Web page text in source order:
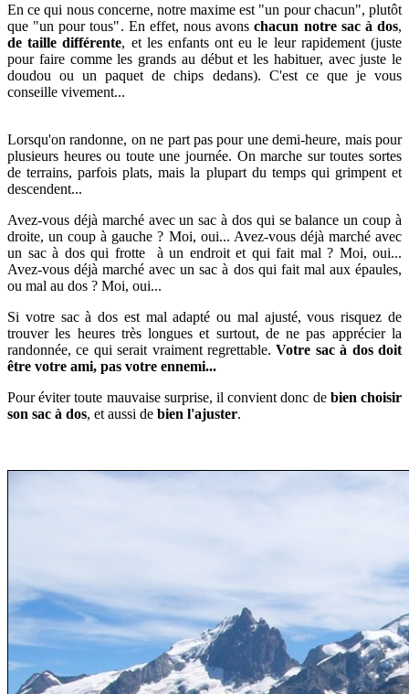
En ce qui nous concerne, notre maxime est "un pour chacun", plutôt
que "un pour tous". En effet, nous avonschacun notre sac à dos,
de taille différente, et les enfants ont eu le leur rapidement (juste
pour faire comme les grands au début et les habituer, avec juste le
doudou ou un paquet de chips dedans). C'est ce que je vous
conseille vivement...
Lorsqu'on randonne, on ne part pas pour unedemi-heure, mais pour
plusieurs heures ou toute une journée. On marche sur toutes sortes
de terrains, parfois plats, mais la plupart du temps qui grimpent et
descendent...
Avez-vous déjà marché avec un sac à dos qui se balance un coup à
droite, un coup à gauche ? Moi, oui... Avez-vous déjà marché avec
un sac à dos qui frotte à un endroit et qui fait mal ? Moi, oui...
Avez-vous déjà marché avec un sac à dos qui fait mal aux épaules,
ou mal au dos ? Moi, oui...
Si votre sac à dos est mal adapté ou mal ajusté, vous risquez de
trouver les heures très longues et surtout, de ne pas apprécier la
randonnée, ce qui serait vraiment regrettable.Votre sac à dos doit
être votre ami, pas votre ennemi...
Pour éviter toute mauvaise surprise, il convient donc de bien choisir
son sac à dos, et aussi de bien l'ajuster.